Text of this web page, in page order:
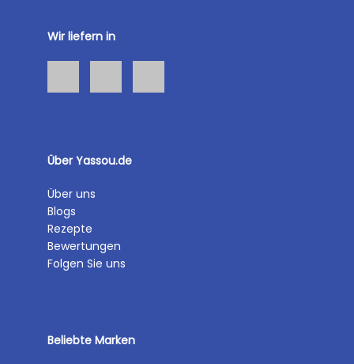
Wir liefern in
Über Yassou.de
Über uns
Blogs
Rezepte
Bewertungen
Folgen Sie uns
Beliebte Marken